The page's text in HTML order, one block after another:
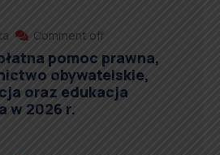
Comment off
pomoc prawna,
obywatelskie,
oraz edukacja
w 2026 r.